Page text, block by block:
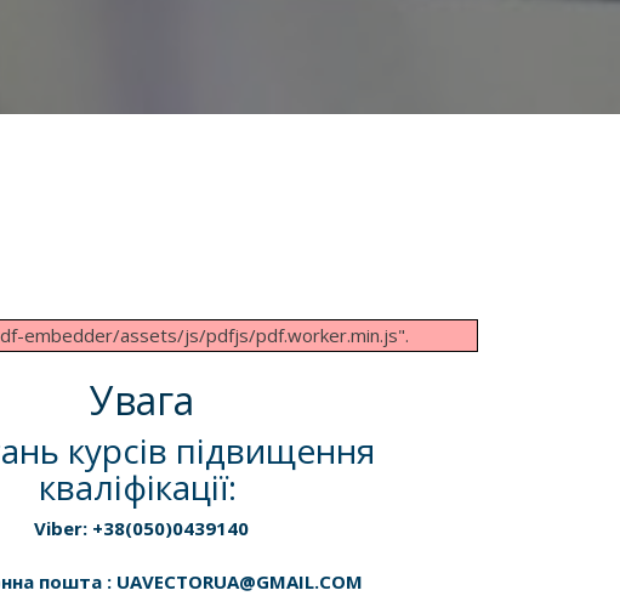
embedder/assets/js/pdfjs/pdf.worker.min.js".
Увага
курсів підвищення
кваліфікації:
Viber: +38(050)0439140
пошта : UAVECTORUA@GMAIL.COM